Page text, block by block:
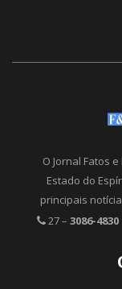
O Jornal Fatos
Estado do
principais
27 – 3086-4830